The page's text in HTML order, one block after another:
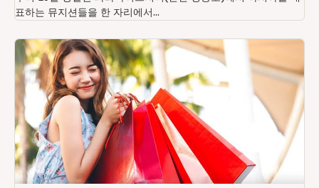
표하는 뮤지션들을 한 자리에서...